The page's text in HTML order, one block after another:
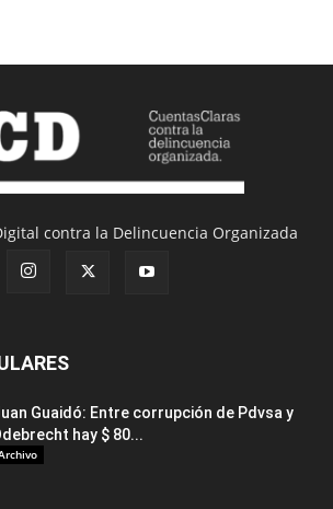
contra la Delincuencia Organizada
Guaidó: Entre corrupción de Pdvsa y
hay $ 80...